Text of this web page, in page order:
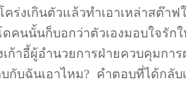
คร่งเกินตัวแล้วทำเอาเหล่าสต๊า
คนนั้นก็บอกว่าตัวเองมอบใจรัก
เก้าอี้ผู้อำนวยการฝ่ายควบคุมก
กับฉันเอาไหม? คำตอบที่ได้กลับ